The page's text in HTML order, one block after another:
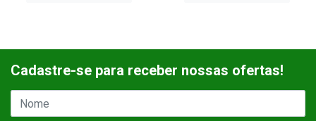
Cadastre-se para receber nossas ofertas!